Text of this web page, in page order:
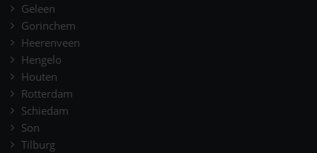
Geleen
Gorinchem
Heerenveen
Hengelo
Houten
Rotterdam
Schiedam
Son
Tilburg